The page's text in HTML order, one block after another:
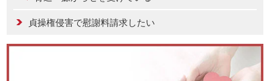
貞操権侵害で慰謝料請求したい